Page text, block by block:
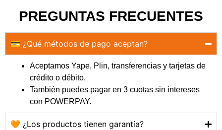
PREGUNTAS FRECUENTES
💳 ¿Qué métodos de pago aceptan?
Aceptamos Yape, Plin, transferencias y tarjetas de
crédito o débito.
También puedes pagar en 3 cuotas sin intereses
con POWERPAY.
🧡 ¿Los productos tienen garantía?